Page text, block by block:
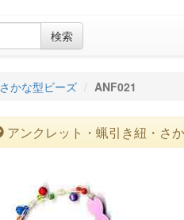
検索
さかな型ビーズ ANF021
アンクレット・蝋引き紐・さ